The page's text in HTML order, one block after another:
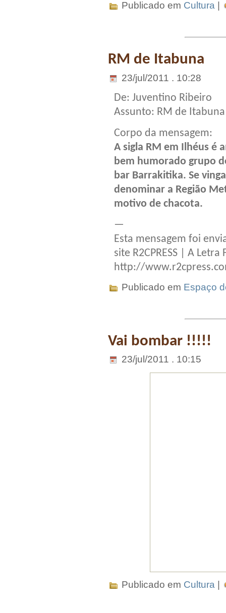
Publicado em Cultura
RM de Itabuna
23/jul/2011 . 10:28
De: Juventino Ribeiro
Assunto: RM de Itabuna
Corpo da mensagem:
A sigla RM em Ilhéus é
bem humorado grupo
bar Barrakitika. Se
denominar a Região
motivo de chacota.
—
Esta mensagem foi
site R2CPRESS | A
http://
Publicado em Espaço
Vai bombar !!!!!
23/jul/2011 . 10:15
Publicado em Cultura